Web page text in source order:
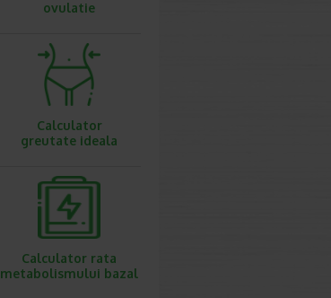
ovulatie
Calculator
greutate ideala
Calculator rata
metabolismului bazal